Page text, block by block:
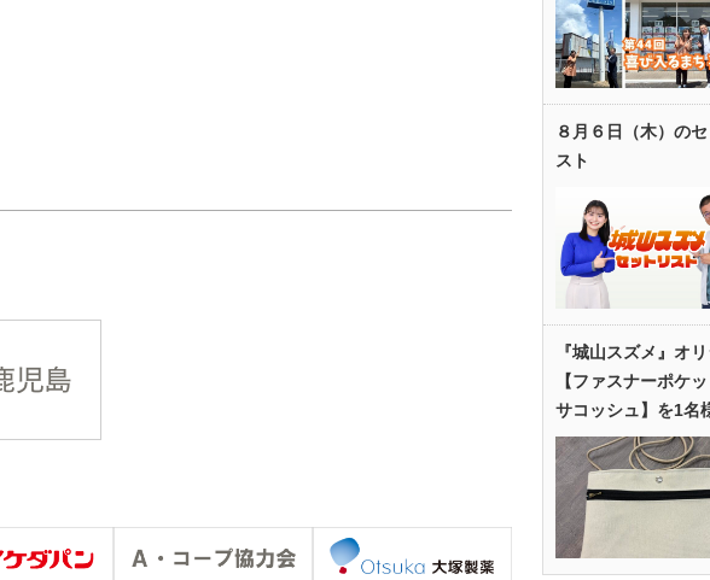
８月６日（木）の
スト
『城山スズメ』オ
【ファスナーポケ
サコッシュ】を1名